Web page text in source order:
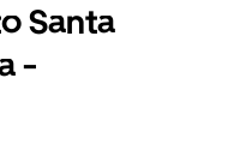
Santa
-